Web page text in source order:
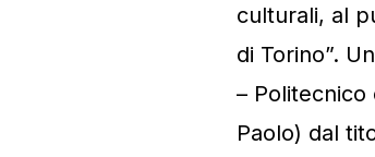
culturali, al
di Torino”.
– Politecnico
Paolo) dal